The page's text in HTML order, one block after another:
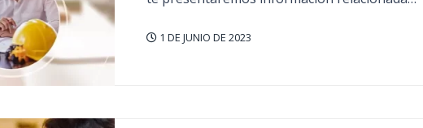
1 DE JUNIO DE 2023